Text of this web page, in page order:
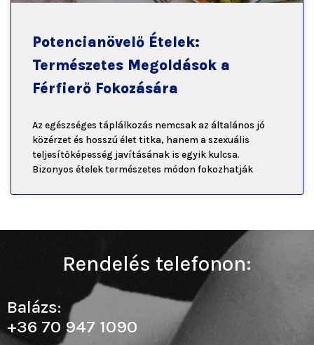
Potencianövelő Ételek:
Természetes Megoldások a
Férfierő Fokozására
Az egészséges táplálkozás nemcsak az általános jó
közérzet és hosszú élet titka, hanem a szexuális
teljesítőképesség javításának is egyik kulcsa.
Bizonyos ételek természetes módon fokozhatják
Rendelés telefonon:
Balázs:
+36 70 947 1090